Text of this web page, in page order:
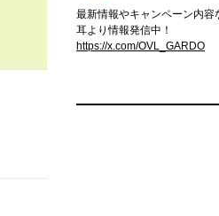
最新情報やキャンペーン内容
耳より情報発信中！
https://x.com/OVL_GARDO